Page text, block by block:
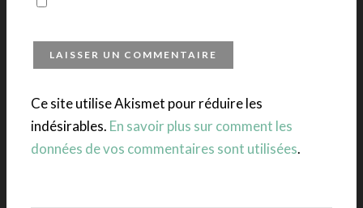
Ce site utilise Akismet pour réduire les
indésirables. En savoir plus sur comment les
données de vos commentaires sont utilisées.